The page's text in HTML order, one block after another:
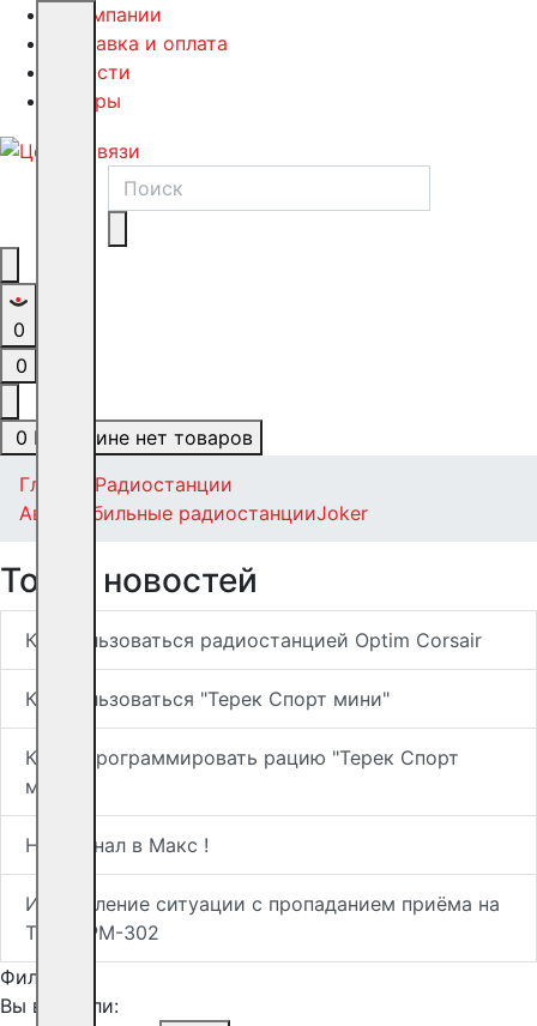
О компании
Доставка и оплата
Новости
Обзоры
0
0
0 В корзине нет товаров
Главная Радиостанции
Автомобильные радиостанцииJoker
Топ-5 новостей
Как пользоваться радиостанцией Optim Corsair
Как пользоваться "Терек Спорт мини"
Как запрограммировать рацию "Терек Спорт
мини"
Наш канал в Макс !
Исправление ситуации с пропаданием приёма на
Терек РМ-302
Фильтр
Вы выбрали: